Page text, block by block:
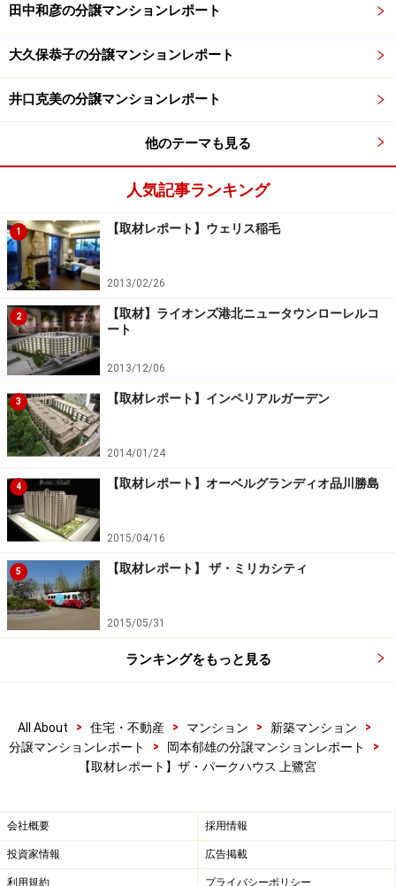
田中和彦の分譲マンションレポート
大久保恭子の分譲マンションレポート
井口克美の分譲マンションレポート
他のテーマも見る
人気記事ランキング
1 【取材レポート】ウェリス稲毛
2013/02/26
2
【取材】ライオンズ港北ニュータウンローレルコ
ート
2013/12/06
3 【取材レポート】インペリアルガーデン
2014/01/24
4 【取材レポート】オーベルグランディオ品川勝島
2015/04/16
5 【取材レポート】 ザ・ミリカシティ
2015/05/31
ランキングをもっと見る
All About > 住宅・不動産 > マンション > 新築マンション
>
分譲マンションレポート
> 岡本郁雄の分譲マンションレポート
>
【取材レポート】ザ・パークハウス 上鷺宮
会社概要 採用情報
投資家情報 広告掲載
利用規約 プライバシーポリシー